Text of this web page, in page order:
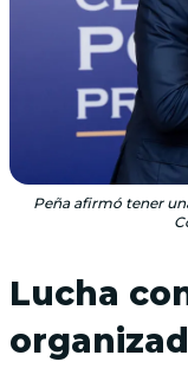
Peña afirmó tener
Lucha